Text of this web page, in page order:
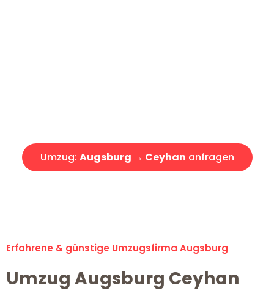
Umzug: Augsburg → Ceyhan anfragen
Erfahrene & günstige Umzugsfirma Augsburg
Umzug Augsburg Ceyhan